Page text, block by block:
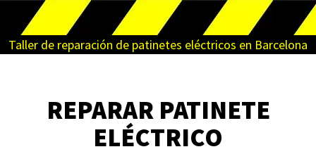
Taller de reparación de patinetes eléctricos en Barcelona
REPARAR PATINETE
ELÉCTRICO